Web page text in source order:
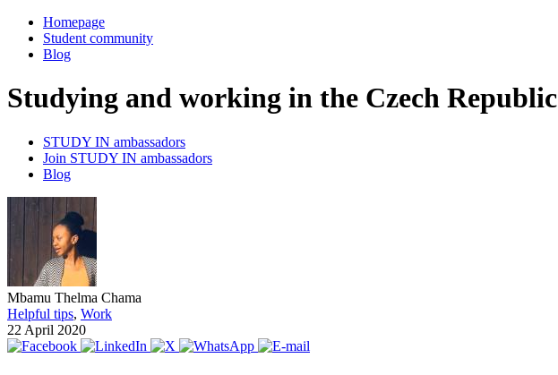
Homepage
Student community
Blog
Studying and working in the Czech Republic
STUDY IN ambassadors
Join STUDY IN ambassadors
Blog
Mbamu Thelma Chama
Helpful tips, Work
22 April 2020